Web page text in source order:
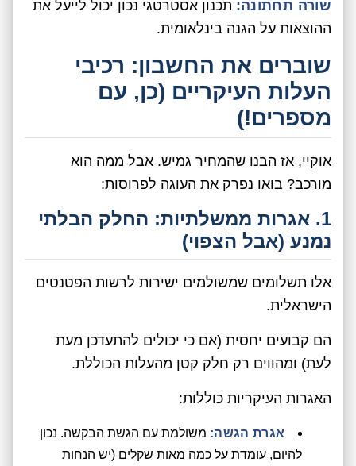
שורה תחתונה: תכנון אסטרטגי נכון יכול לייעל את
ההוצאות על הגנה בינלאומית.
שוברים את החשבון: רכיבי
העלות העיקריים (כן, עם
מספרים!)
אוקיי, אז הבנו שהמחיר גמיש. אבל ממה הוא
מורכב? בואו נפרק את העוגה לפרוסות:
1. אגרות ממשלתיות: החלק הבלתי
נמנע (אבל הצפוי)
אלו תשלומים שמשולמים ישירות לרשות הפטנטים
הישראלית.
הם קבועים יחסית (אם כי יכולים להתעדכן מעת
לעת) ומהווים רק חלק קטן מהעלות הכוללת.
האגרות העיקריות כוללות:
אגרת הגשה: משולמת עם הגשת הבקשה. נכון
להיום, עומדת על כמה מאות שקלים (יש הנחות